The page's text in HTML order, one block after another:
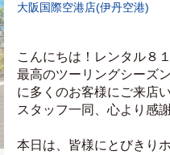
大阪国際空港店(伊丹空港)
こんにちは！レンタル８
最高のツーリングシーズ
に多くのお客様にご来店
スタッフ一同、心より感
本日は、皆様にとびきり